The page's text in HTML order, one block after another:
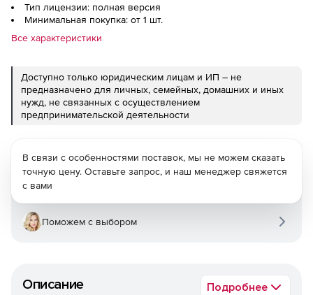
Тип лицензии: полная версия
Минимальная покупка: от 1 шт.
Все характеристики
Доступно только юридическим лицам и ИП – не
предназначено для личных, семейных, домашних и иных
нужд, не связанных с осуществлением
предпринимательской деятельности
Описание Подробнее
В связи с особенностями поставок, мы не можем сказать
точную цену. Оставьте запрос, и наш менеджер свяжется
с вами
Поможем с выбором